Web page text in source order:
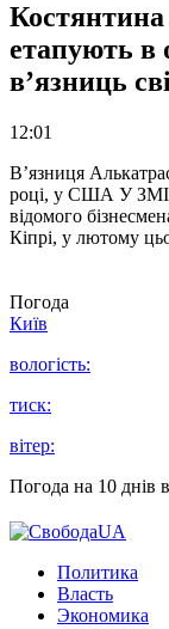
Костянтина
етапують в
в’язниць
12:01
В’язниця
році, у США У ЗМІ
відомого
Кіпрі, у лютому
Погода
Київ
вологість:
тиск:
вітер:
Погода на 10 днів
Политика
Власть
Экономика